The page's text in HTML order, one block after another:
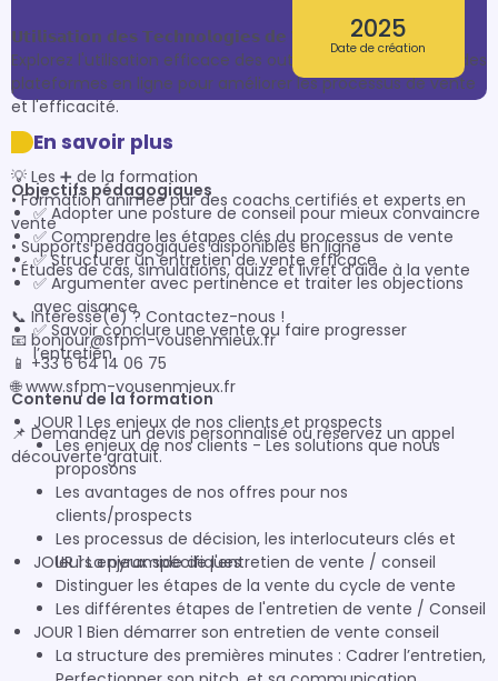
𝗨𝘁𝗶𝗹𝗶𝘀𝗮𝘁𝗶𝗼𝗻 𝗱𝗲𝘀 𝗧𝗲𝗰𝗵𝗻𝗼𝗹𝗼𝗴𝗶𝗲𝘀 𝗱𝗲 𝗩𝗲𝗻𝘁𝗲 :
Explorez l'utilisation efficace des outils technologiques et des
plateformes en ligne pour améliorer les processus de vente
et l'efficacité.
💡 Les ➕ de la formation
• Formation animée par des coachs certifiés et experts en
vente
• Supports pédagogiques disponibles en ligne
• Études de cas, simulations, quizz et livret d’aide à la vente
📞 Intéressé(e) ? Contactez-nous !
📧 bonjour@sfpm-vousenmieux.fr
📱 +33 6 64 14 06 75
🌐 www.sfpm-vousenmieux.fr
📌 Demandez un devis personnalisé ou réservez un appel
découverte gratuit.
2025
Date de création
En savoir plus
Objectifs pédagogiques
✅ Adopter une posture de conseil pour mieux convaincre
✅ Comprendre les étapes clés du processus de vente
✅ Structurer un entretien de vente efficace
✅ Argumenter avec pertinence et traiter les objections
avec aisance
✅ Savoir conclure une vente ou faire progresser
l’entretien
Contenu de la formation
JOUR 1 Les enjeux de nos clients et prospects
Les enjeux de nos clients - Les solutions que nous
proposons
Les avantages de nos offres pour nos
clients/prospects
Les processus de décision, les interlocuteurs clés et
leurs enjeux spécifiques
JOUR 1 La pyramide de l'entretien de vente / conseil
Distinguer les étapes de la vente du cycle de vente
Les différentes étapes de l'entretien de vente / Conseil
JOUR 1 Bien démarrer son entretien de vente conseil
La structure des premières minutes : Cadrer l’entretien,